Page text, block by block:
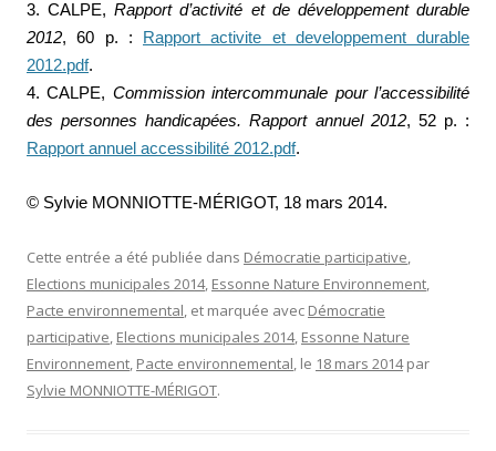
3. CALPE,Rapport d’activité et de développement durable
2012, 60 p. :
Rapport activite et developpement durable
2012.pdf.
4. CALPE, Commission intercommunale pour l’accessibilité
des personnes handicapées. Rapport annuel 2012, 52 p. :
Rapport annuel accessibilité 2012.pdf.
© Sylvie MONNIOTTE-MÉRIGOT, 18 mars 2014.
Cette entrée a été publiée dans Démocratie participative,
Elections municipales 2014, Essonne Nature Environnement,
Pacte environnemental, et marquée avec Démocratie
participative, Elections municipales 2014, Essonne Nature
Environnement, Pacte environnemental, le 18 mars 2014 par
Sylvie MONNIOTTE-MÉRIGOT.